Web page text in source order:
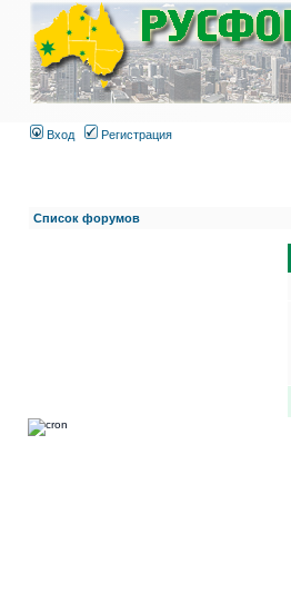
Вход Регистрация
Список форумов